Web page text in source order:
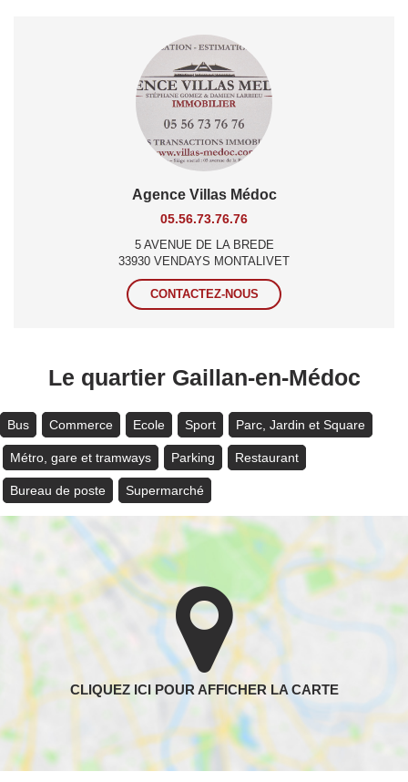
Agence Villas Médoc
05.56.73.76.76
5 AVENUE DE LA BREDE
33930 VENDAYS MONTALIVET
CONTACTEZ-NOUS
Le quartier Gaillan-en-Médoc
Bus Commerce Ecole Sport Parc, Jardin et Square
Métro, gare et tramways Parking Restaurant
Bureau de poste Supermarché